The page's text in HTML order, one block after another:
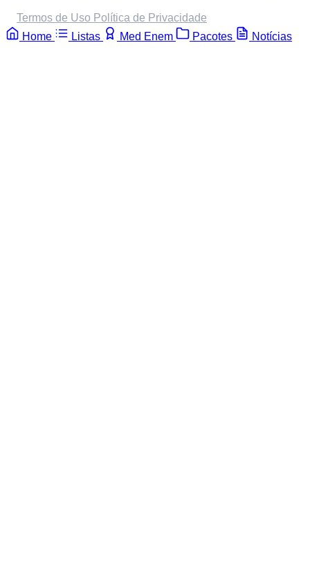
Termos de Uso Política de Privacidade
Home
Listas Med Enem Pacotes Notícias